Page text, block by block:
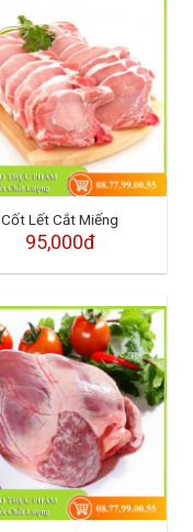
Cốt Lết Cắt Miếng
95,000đ